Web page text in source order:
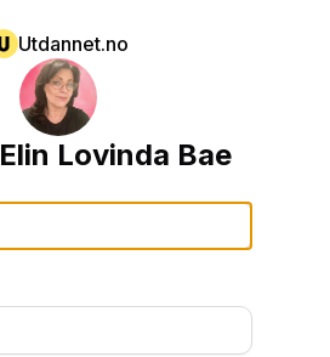
Utdannet.no
Elin Lovinda Bae